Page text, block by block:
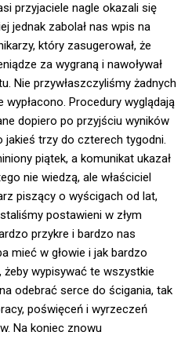
przyjaciele nagle okazali się
jednak zabolał nas wpis na
który zasugerował, że
za wygraną i nawoływał
Nie przywłaszczyliśmy żadnych
wypłacono. Procedury wyglądają
dopiero po przyjściu wyników
jakieś trzy do czterech tygodni.
piątek, a komunikat ukazał
nie wiedzą, ale właściciel
piszący o wyścigach od lat,
postawieni w złym
przykre i bardzo nas
mieć w głowie i jak bardzo
żeby wypisywać te wszystkie
odebrać serce do ścigania, tak
poświęceń i wyrzeczeń
Na koniec znowu